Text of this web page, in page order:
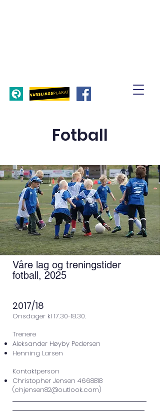
Fotball
Våre lag og treningstider
fotball, 2025
​2017/18
Onsdager kl 17.30-18.30.
Trenere
Aleksander Høyby Pedersen
Henning Larsen
Kontaktperson
Christopher Jensen 4668818
(chjensen82@outlook.com)